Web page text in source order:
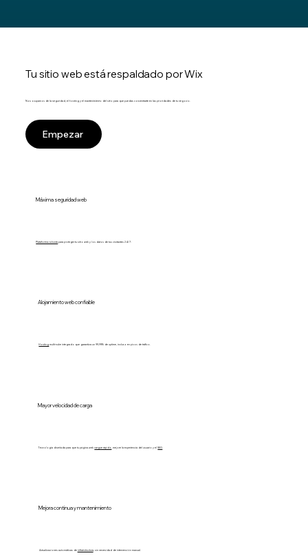
Tu sitio web está respaldado por Wix
Nos ocupamos de la seguridad, el hosting y el mantenimiento del sitio para que puedas concentrarte en las prioridades de tu negocio.
Empezar
Máxima seguridad web
Plataforma robusta para proteger tu sitio web y los datos de tus visitantes 24/7.
Alojamiento web confiable
Hosting multi-nube integrado que garantiza un 99,99% de uptime, incluso en picos de tráfico.
Mayor velocidad de carga
Tecnología diseñada para que tu página webcargue rápido , mejore la experiencia del usuario y elSEO
Mejora continua y mantenimiento
Actualizaciones automáticas de infraestructura, sin necesidad de intervención manual.